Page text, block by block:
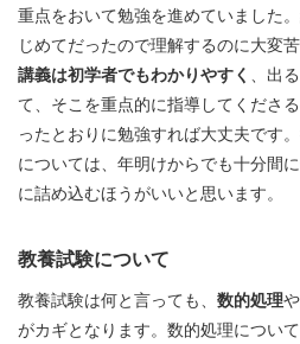
重点をおいて勉強を進めていました
じめてだったので理解するのに大変苦
講義は初学者でもわかりやすく
、出
て、そこを重点的に指導してくださ
ったとおりに勉強すれば大丈夫です
については、年明けからでも十分間
に詰め込むほうがいいと思います。
教養試験について
教養試験は何と言っても、 数的処理
がカギとなります。数的処理について